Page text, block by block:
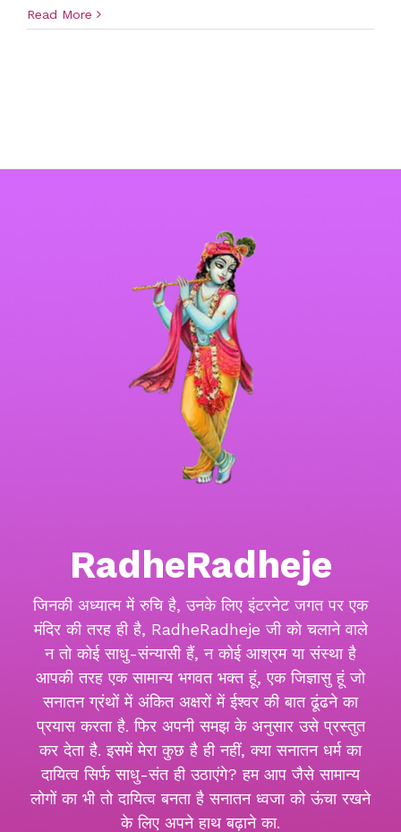
Read More
RadheRadheje
जिनकी अध्यात्म में रुचि है, उनके लिए इंटरनेट जगत पर एक
मंदिर की तरह ही है, RadheRadheje जी को चलाने वाले
न तो कोई साधु-संन्यासी हैं, न कोई आश्रम या संस्था है
आपकी तरह एक सामान्य भगवत भक्त हूं, एक जिज्ञासु हूं जो
सनातन ग्रंथों में अंकित अक्षरों में ईश्वर की बात ढूंढने का
प्रयास करता है. फिर अपनी समझ के अनुसार उसे प्रस्तुत
कर देता है. इसमें मेरा कुछ है ही नहीं, क्या सनातन धर्म का
दायित्व सिर्फ साधु-संत ही उठाएंगे? हम आप जैसे सामान्य
लोगों का भी तो दायित्व बनता है सनातन ध्वजा को ऊंचा रखने
के लिए अपने हाथ बढ़ाने का.